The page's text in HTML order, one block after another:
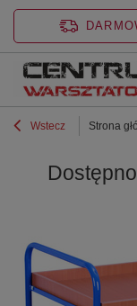
Wstecz Strona